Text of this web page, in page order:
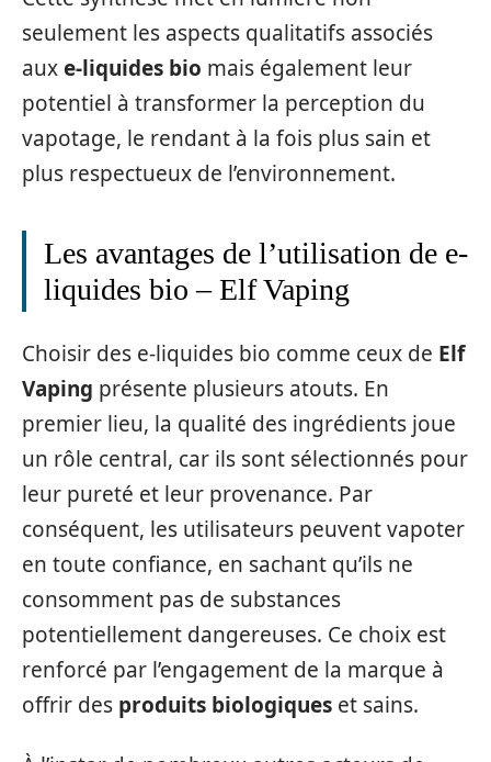
seulement les aspects qualitatifs associés
auxe-liquides bio mais également leur
potentiel à transformer la perception du
vapotage, le rendant à la fois plus sain et
plus respectueux de l’environnement.
Les avantages de l’utilisation de e-
liquides bio – Elf Vaping
Choisir des e-liquides bio comme ceux de Elf
Vaping présente plusieurs atouts. En
premier lieu, la qualité des ingrédients joue
un rôle central, car ils sont sélectionnés pour
leur pureté et leur provenance. Par
conséquent, les utilisateurs peuvent vapoter
en toute confiance, en sachant qu’ils ne
consomment pas de substances
potentiellement dangereuses. Ce choix est
renforcé par l’engagement de la marque à
offrir des produits biologiques et sains.